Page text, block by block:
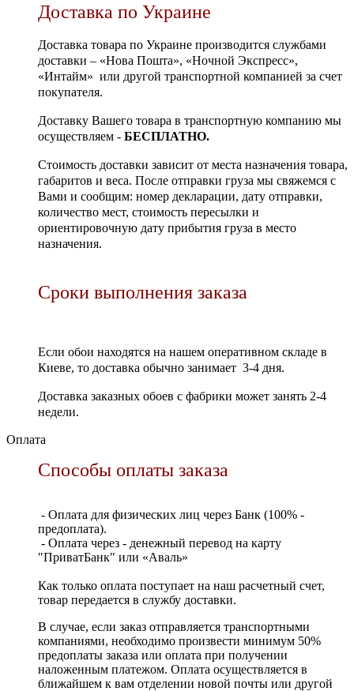
Доставка по Украине
Доставка товара по Украине производится службами
доставки – «Нова Пошта», «Ночной Экспресс»,
«Интайм» или другой транспортной компанией за счет
покупателя.
Доставку Вашего товара в транспортную компанию мы
осуществляем - БЕСПЛАТНО.
Стоимость доставки зависит от места назначения товара,
габаритов и веса. После отправки груза мы свяжемся с
Вами и сообщим: номер декларации, дату отправки,
количество мест, стоимость пересылки и
ориентировочную дату прибытия груза в место
назначения.
Сроки выполнения заказа
Если обои находятся на нашем оперативном складе в
Киеве, то доставка обычно занимает 3-4 дня.
Доставка заказных обоев с фабрики может занять 2-4
недели.
Оплата
Способы оплаты заказа
- Оплата для физических лиц через Банк (100% -
предоплата).
- Оплата через - денежный перевод на карту
"ПриватБанк" или «Аваль»
Как только оплата поступает на наш расчетный счет,
товар передается в службу доставки.
В случае, если заказ отправляется транспортными
компаниями, необходимо произвести минимум 50%
предоплаты заказа или оплата при получении
наложенным платежом. Оплата осуществляется в
ближайшем к вам отделении новой почты или другой